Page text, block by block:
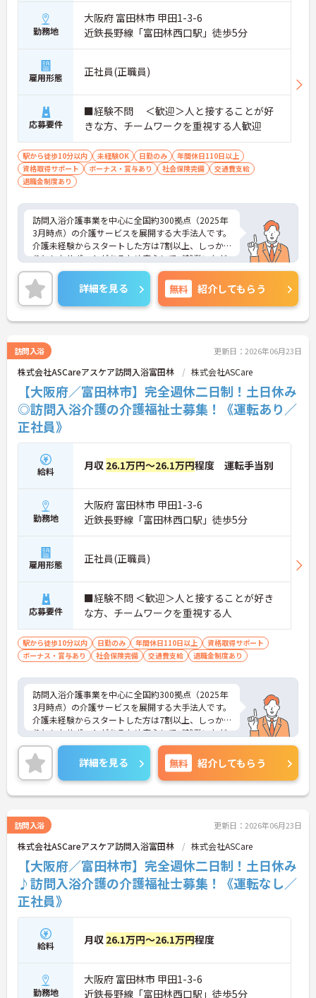
勤務地
大阪府 富田林市 甲田1-3-6
近鉄長野線「富田林西口駅」徒歩5分
雇用形態 正社員(正職員)
応募要件
■経験不問 ＜歓迎＞人と接することが好
きな方、チームワークを重視する人歓迎
駅から徒歩10分以内 未経験OK 日勤のみ
年間休日110日以上
資格取得サポート
ボーナス・賞与あり 社会保険完備
交通費支給
退職金制度あり
訪問入浴介護事業を中心に全国約300拠点（2025年
3月時点）の介護サービスを展開する大手法人です。
介護未経験からスタートした方は7割以上、しっか
りとしたサポートがあるため安心してご就業いただ
けます。お風呂に入れなくて困っている方に、手を
差し伸べてあげられるとてもやりがいのあるお仕事
です。ご興味ある方には、面接対策ポイントなど、
さらに詳細をお話しいたしますのでお気軽にご相談
ください！
詳細を見る 無料 紹介してもらう
訪問入浴 更新日：2026年06月23日
株式会社ASCareアスケア訪問入浴富田林 株式会社ASCare
【大阪府／富田林市】完全週休二日制！土日休み
◎訪問入浴介護の介護福祉士募集！《運転あり／
正社員》
給料 月収 26.1万円～26.1万円程度 運転手当別
勤務地
大阪府 富田林市 甲田1-3-6
近鉄長野線「富田林西口駅」徒歩5分
雇用形態 正社員(正職員)
応募要件
■経験不問 ＜歓迎＞人と接することが好き
な方、チームワークを重視する人
駅から徒歩10分以内 日勤のみ 年間休日110日以上
資格取得サポート
ボーナス・賞与あり
社会保険完備 交通費支給 退職金制度あり
訪問入浴介護事業を中心に全国約300拠点（2025年
3月時点）の介護サービスを展開する大手法人です。
介護未経験からスタートした方は7割以上、しっか
りとしたサポートがあるため安心してご就業いただ
けます。お風呂に入れなくて困っている方に、手を
差し伸べてあげられるとてもやりがいのあるお仕事
です。ご興味ある方には、面接対策ポイントなど、
さらに詳細をお話しいたしますのでお気軽にご相談
ください！
詳細を見る 無料 紹介してもらう
訪問入浴 更新日：2026年06月23日
株式会社ASCareアスケア訪問入浴富田林 株式会社ASCare
【大阪府／富田林市】完全週休二日制！土日休み
♪訪問入浴介護の介護福祉士募集！《運転なし／
正社員》
給料 月収 26.1万円～26.1万円程度
勤務地
大阪府 富田林市 甲田1-3-6
近鉄長野線「富田林西口駅」徒歩5分